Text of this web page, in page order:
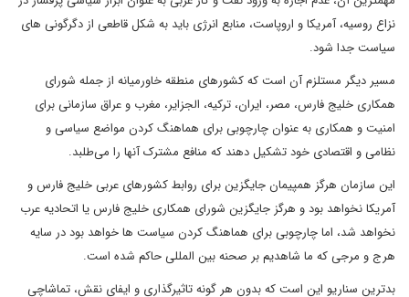
نزاع روسیه، آمریکا و اروپاست، منابع انرژی باید به شکل قاطعی از دگرگونی های
سیاست جدا شود.
مسیر دیگر مستلزم آن است که کشورهای منطقه خاورمیانه از جمله شورای
همکاری خلیج فارس، مصر، ایران، ترکیه، الجزایر، مغرب و عراق سازمانی برای
امنیت و همکاری به عنوان چارچوبی برای هماهنگ کردن مواضع سیاسی و
نظامی و اقتصادی خود تشکیل دهند که منافع مشترک آنها را می‌طلبد.
این سازمان هرگز همپیمان جایگزین برای روابط کشورهای عربی خلیج فارس و
آمریکا نخواهد بود و هرگز جایگزین شورای همکاری خلیج فارس یا اتحادیه عرب
نخواهد شد، اما چارچوبی برای هماهنگ کردن سیاست ها خواهد بود در سایه
هرج و مرجی که ما شاهدیم بر صحنه بین المللی حاکم شده است.
بدترین سناریو این است که بدون هر گونه تاثیرگذاری و ایفای نقش، تماشاچی